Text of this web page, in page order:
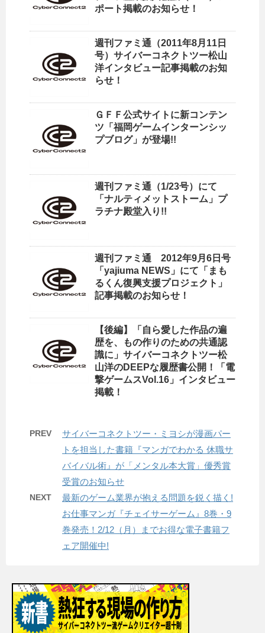
ポート掲載のお知らせ！
週刊ファミ通（2011年8月11日
号）サイバーコネクトツー松山
洋インタビュー記事掲載のお知
らせ！
ＧＦＦ公式サイトに新コンテン
ツ「福岡ゲームインターンシッ
プブログ」が登場!!
週刊ファミ通（1/23号）にて
「ナルティメットストーム」プ
ラチナ殿堂入り!!
週刊ファミ通 2012年9月6日号
「yajiuma NEWS」にて「まも
るくん復興支援プロジェクト」
記事掲載のお知らせ！
【後編】「自ら愛した作品の遍
歴を、もの作りのための共通認
識に」サイバーコネクトツー松
山洋のDEEPな履歴書公開！「電
撃ゲームスVol.16」インタビュー
掲載！
PREV
サイバーコネクトツー・ミヨシが漫画パー
トを担当した書籍『マンガでわかる 休職サ
バイバル術』が「メンタル本大賞」優秀賞
受賞のお知らせ
NEXT
最新のゲーム業界が抱える問題を鋭く描く!
お仕事マンガ『チェイサーゲーム』8巻・9
巻発売！2/12（月）までお得な電子書籍フ
ェア開催中!